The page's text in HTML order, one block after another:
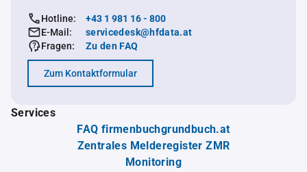
Hotline:
+43 1 981 16 - 800
E-Mail:
servicedesk@hfdata.at
Fragen:
Zu den FAQ
Zum Kontaktformular
Services
FAQ firmenbuchgrundbuch.at
Zentrales Melderegister ZMR
Monitoring